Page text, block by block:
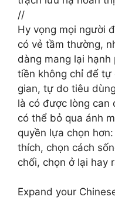
//
Hy vọng mọi người
có vẻ tầm thường,
dàng mang lại
tiền không chỉ để
gian, tự do tiêu
là có được lòng can
có thể bỏ qua ánh
quyền lựa chọn
thích, chọn cách
chối, chọn ở lại hay
Expand your